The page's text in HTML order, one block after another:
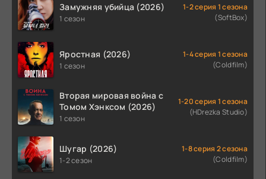
Замужняя убийца (2026)
1 сезон
1-2 серия 1 сезона
(SoftBox)
Яростная (2026)
1 сезон
1-4 серия 1 сезона
(Coldfilm)
Вторая мировая война с
Томом Хэнксом (2026)
1 сезон
1-20 серия 1 сезона
(HDrezka Studio)
Шугар (2026)
1-2 сезон
1-8 серия 2 сезона
(Coldfilm)